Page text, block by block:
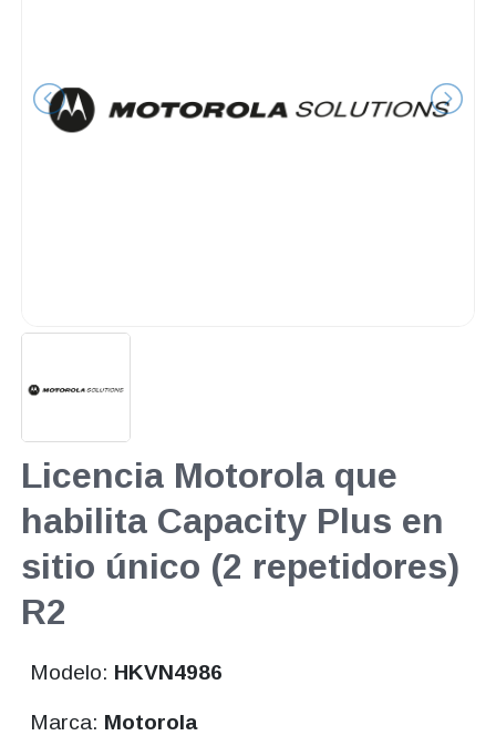
Licencia Motorola que
habilita Capacity Plus en
sitio único (2 repetidores)
R2
Modelo: HKVN4986
Marca: Motorola